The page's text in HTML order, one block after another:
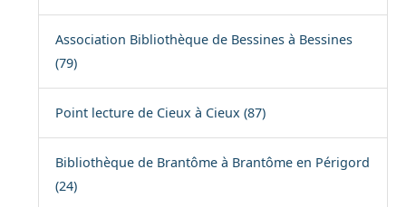
Association Bibliothèque de Bessines à Bessines
(79)
Point lecture de Cieux à Cieux (87)
Bibliothèque de Brantôme à Brantôme en Périgord
(24)